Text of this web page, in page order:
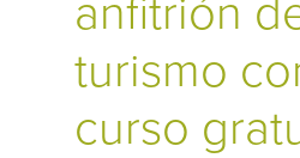
anfitrión
turismo
curso